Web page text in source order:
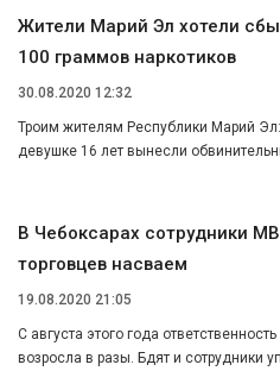
Жители Марий Эл хотели
100 граммов наркотиков
30.08.2020 12:32
Троим жителям Республики Марий
девушке 16 лет вынесли
В Чебоксарах сотрудники
торговцев насваем
19.08.2020 21:05
С августа этого года
возросла в разы. Бдят и сотрудники